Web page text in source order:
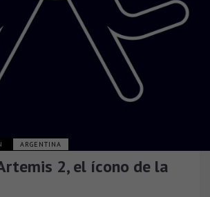
ARGENTINA
2, el ícono de la